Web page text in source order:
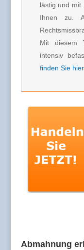
lästig und mit
Ihnen zu.
Mit diesem
intensiv
finden Sie hier.
Abmahnung